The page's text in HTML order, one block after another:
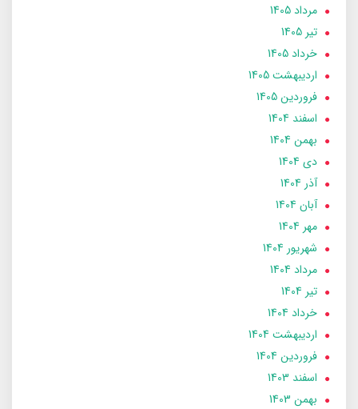
مرداد 1405
تير 1405
خرداد 1405
ارديبهشت 1405
فروردین 1405
اسفند 1404
بهمن 1404
دی 1404
آذر 1404
آبان 1404
مهر 1404
شهریور 1404
مرداد 1404
تير 1404
خرداد 1404
ارديبهشت 1404
فروردین 1404
اسفند 1403
بهمن 1403